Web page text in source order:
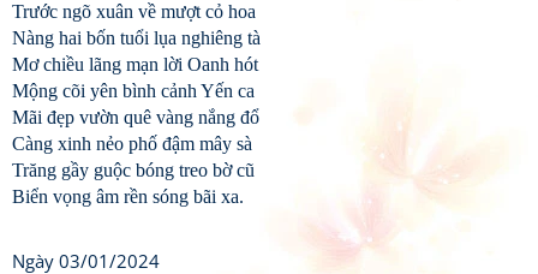
Trước ngõ xuân về mượt cỏ hoa
Nàng hai bốn tuổi lụa nghiêng tà
Mơ chiều lãng mạn lời Oanh hót
Mộng cõi yên bình cảnh Yến ca
Mãi đẹp vườn quê vàng nắng đổ
Càng xinh nẻo phố đậm mây sà
Trăng gầy guộc bóng treo bờ cũ
Biển vọng âm rền sóng bãi xa.
Ngày 03/01/2024